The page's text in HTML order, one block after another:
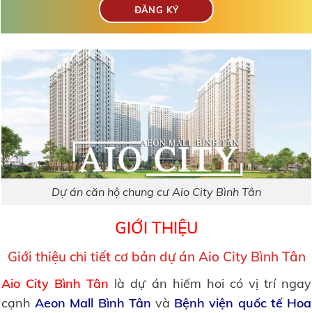
Dự án căn hộ chung cư Aio City Bình Tân
GIỚI THIỆU
Giới thiệu chi tiết cơ bản dự án Aio City Bình Tân
Aio City Bình Tân là dự án hiếm hoi có vị trí ngay
cạnhAeon Mall Bình Tân và Bệnh viện quốc tế Hoa